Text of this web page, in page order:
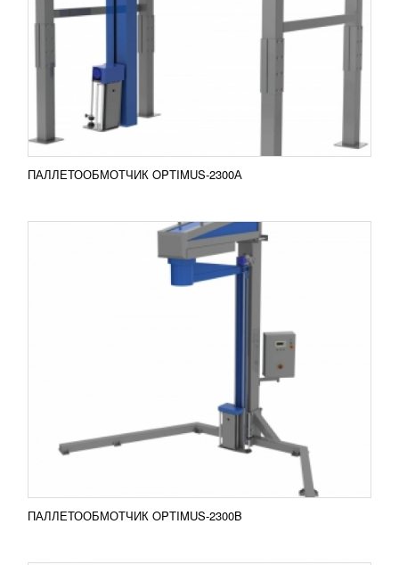
ПАЛЛЕТООБМОТЧИК OPTIMUS-2300А
318 050 RUB
Паллетообмотчик OPTIMUS-2300B Модель
OPTIMUS-2300 B может работать в двух режимах:
автоматизировано и с оператором. Обматывает
грузы в...
ПОДРОБНЕЕ
Добавить в сравнение
ПАЛЛЕТООБМОТЧИК OPTIMUS-2300B
Ротационная дозирующая установка MR8-200
продукции в дой-пак пакеты. Оборудование может
ПОДРОБНЕЕ
Добавить в сравнение